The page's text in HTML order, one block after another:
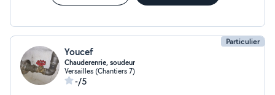
Particulier
Youcef
Chauderenrie, soudeur
Versailles (Chantiers 7)
-/5